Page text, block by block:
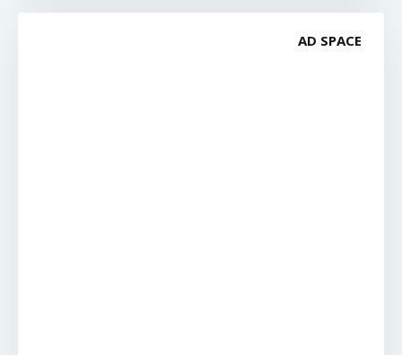
AD SPACE